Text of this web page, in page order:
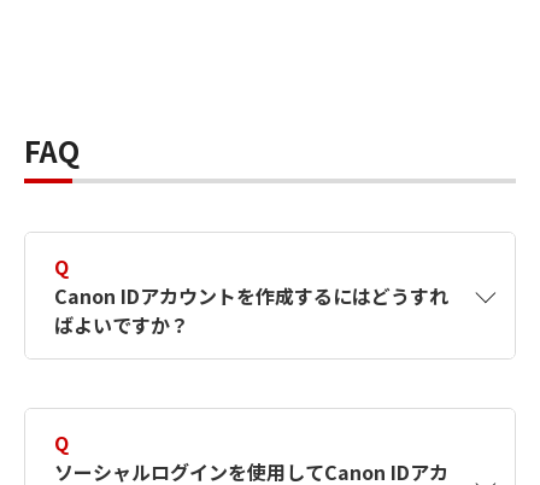
FAQ
Q
Canon IDアカウントを作成するにはどうすれ
ばよいですか？
す。詳しい作成方法は【カメラ】Canon IDとは
Q
ソーシャルログインを使用してCanon IDアカ